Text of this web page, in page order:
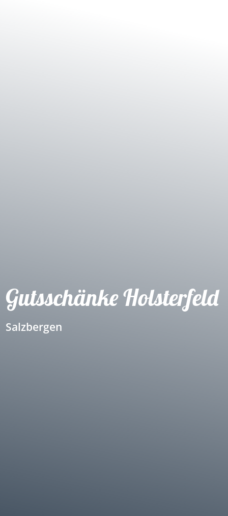
Gutsschänke Holsterfeld
Salzbergen